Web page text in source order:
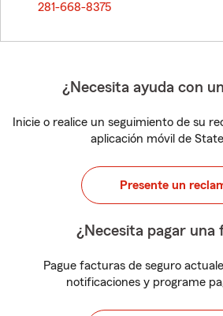
281-668-8375
¿Necesita ayuda con
Inicie o realice un seguimiento de su
aplicación móvil de
Presente un
¿Necesita pagar una
Pague facturas de seguro
notificaciones y programe